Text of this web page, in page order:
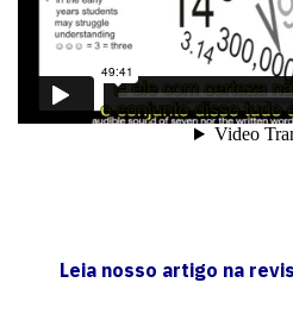
Leia nosso artigo na